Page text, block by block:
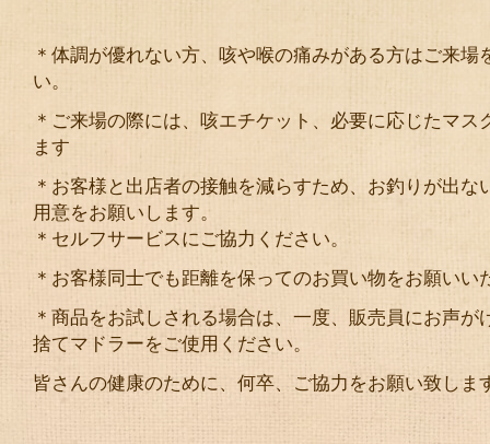
＊体調が優れない方、咳や喉の痛みがある方はご来場
い。
＊ご来場の際には、咳エチケット、必要に応じたマス
ます
＊お客様と出店者の接触を減らすため、お釣りが出な
用意をお願いします。
＊セルフサービスにご協力ください。
＊お客様同士でも距離を保ってのお買い物をお願いい
＊商品をお試しされる場合は、一度、販売員にお声が
捨てマドラーをご使用ください。
皆さんの健康のために、何卒、ご協力をお願い致しま